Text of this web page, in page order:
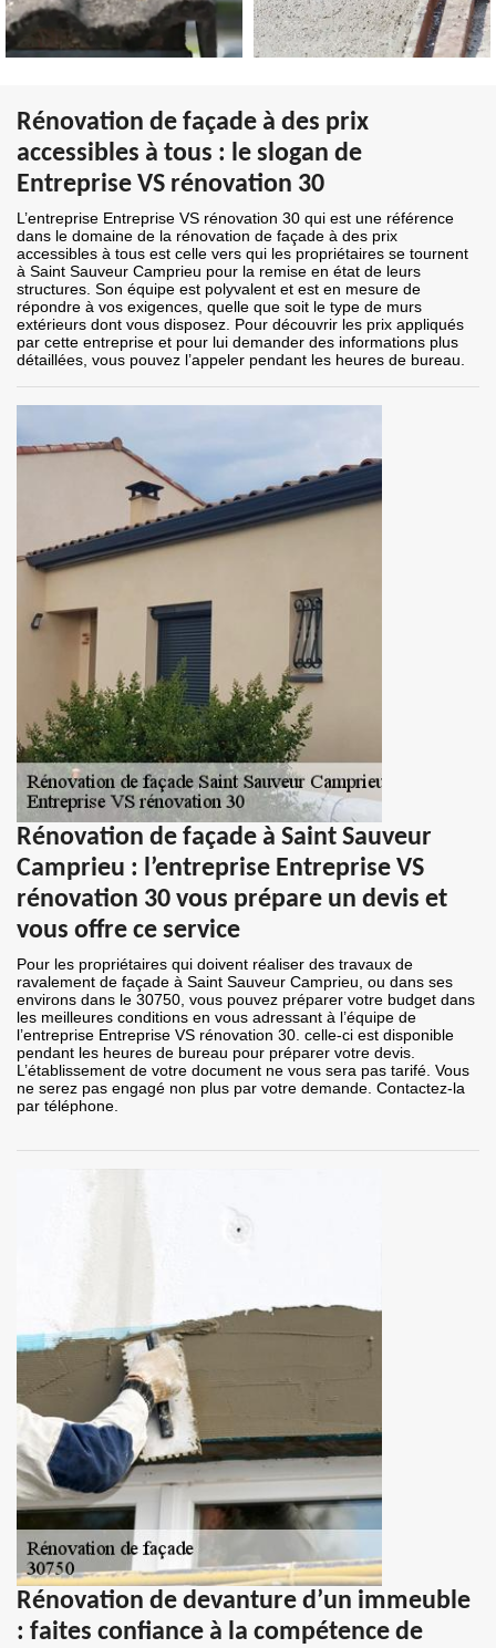
Rénovation de façade à des prix
accessibles à tous : le slogan de
Entreprise VS rénovation 30
L’entreprise Entreprise VS rénovation 30 qui est une référence
dans le domaine de la rénovation de façade à des prix
accessibles à tous est celle vers qui les propriétaires se tournent
à Saint Sauveur Camprieu pour la remise en état de leurs
structures. Son équipe est polyvalent et est en mesure de
répondre à vos exigences, quelle que soit le type de murs
extérieurs dont vous disposez. Pour découvrir les prix appliqués
par cette entreprise et pour lui demander des informations plus
détaillées, vous pouvez l’appeler pendant les heures de bureau.
Rénovation de façade à Saint Sauveur
Camprieu : l’entreprise Entreprise VS
rénovation 30 vous prépare un devis et
vous offre ce service
Pour les propriétaires qui doivent réaliser des travaux de
ravalement de façade à Saint Sauveur Camprieu, ou dans ses
environs dans le 30750, vous pouvez préparer votre budget dans
les meilleures conditions en vous adressant à l’équipe de
l’entreprise Entreprise VS rénovation 30. celle-ci est disponible
pendant les heures de bureau pour préparer votre devis.
L’établissement de votre document ne vous sera pas tarifé. Vous
ne serez pas engagé non plus par votre demande. Contactez-la
par téléphone.
Rénovation de devanture d’un immeuble
: faites confiance à la compétence de